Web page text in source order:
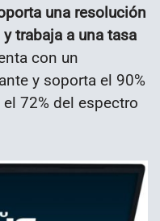
una resolución
trabaja a una tasa
con un
y soporta el 90%
72% del espectro